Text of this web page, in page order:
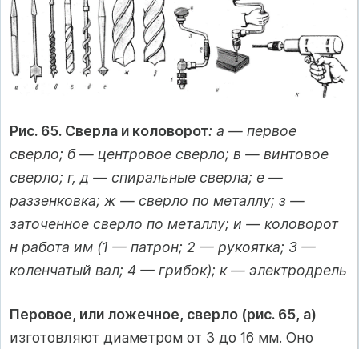
Рис. 65. Сверла и коловорот: а — первое
сверло; б — центровое сверло; в — винтовое
сверло; г, д — спиральные сверла; е —
раззенковка; ж — сверло по металлу; з —
заточенное сверло по металлу; и — коловорот
н работа им (1 — патрон; 2 — рукоятка; 3 —
коленчатый вал; 4 — грибок); к — электродрель
Перовое, или ложечное, сверло (рис. 65, а)
изготовляют диаметром от 3 до 16 мм. Оно